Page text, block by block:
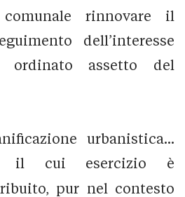
rinnovare il
dell’interesse
assetto del
urbanistica...
il cui esercizio è
pur nel contesto